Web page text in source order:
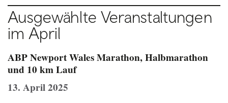
Ausgewählte Veranstaltungen
im April
ABP Newport Wales Marathon, Halbmarathon
und 10 km Lauf
13. April 2025